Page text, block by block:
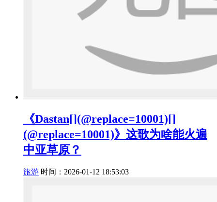
《Dastan[](@replace=10001)[]
(@replace=10001)》这歌为啥能火遍
中亚草原？
旅游 时间：2026-01-12 18:53:03